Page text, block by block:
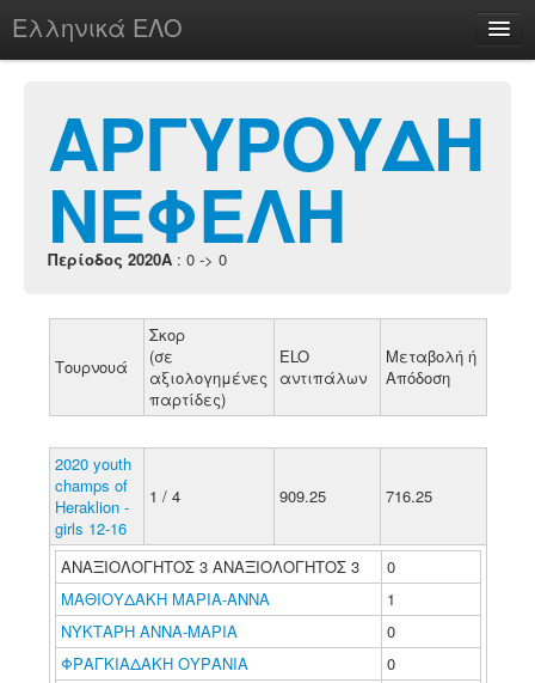
Ελληνικά ΕΛΟ
chesstu.be @ discord
Login
ΑΡΓΥΡΟΥΔΗ
ΝΕΦΕΛΗ
Περίοδος 2020A : 0 -> 0
Τουρνουά
Σκορ
(σε
αξιολογημένες
παρτίδες)
ELO
αντιπάλων
Μεταβολή ή
Απόδοση
2020 youth
champs of
Heraklion -
girls 12-16
1 / 4 909.25 716.25
ΑΝΑΞΙΟΛΟΓΗΤΟΣ 3 ΑΝΑΞΙΟΛΟΓΗΤΟΣ 3
0
ΜΑΘΙΟΥΔΑΚΗ ΜΑΡΙΑ-ΑΝΝΑ
1
ΝΥΚΤΑΡΗ ΑΝΝΑ-ΜΑΡΙΑ
0
ΦΡΑΓΚΙΑΔΑΚΗ ΟΥΡΑΝΙΑ
0